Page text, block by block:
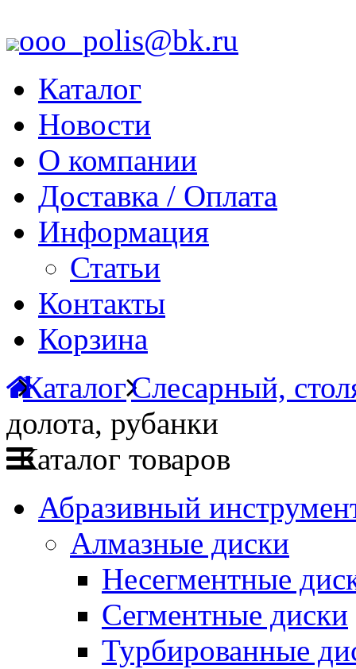
ooo_polis@bk.ru
Каталог
Новости
О компании
Доставка / Оплата
Информация
Статьи
Контакты
Корзина
КаталогСлесарный,
долота, рубанки
Каталог товаров
Абразивный
Алмазные диски
Несегментные
Сегментные диски
Турбированные